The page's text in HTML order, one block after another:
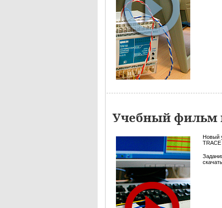
Учебный фильм
Новый